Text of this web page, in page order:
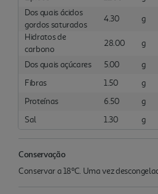
Dos quais ácidos
gordos saturados
4.30
g
Hidratos de
carbono
28.00 g
Dos quais açúcares 5.00
g
Fibras
1.50
g
Proteínas
6.50
g
Sal
1.30 g
Conservação
Conservar a 18ºC. Uma vez